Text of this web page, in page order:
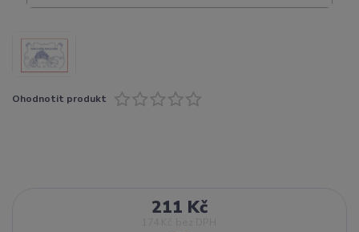
Ohodnotit produkt
211 Kč